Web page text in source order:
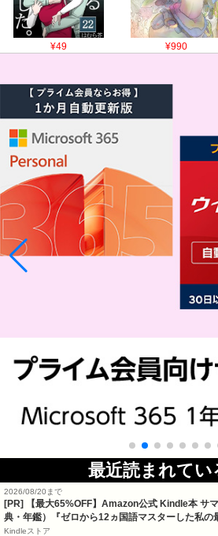
¥49 ¥990
最近読まれてい
2026/08/20まで
[PR]
【最大65%OFF】Amazon公式 Kindle本 サ
典・年鑑）『ゼロから12ヵ国語マスターした私の
Kindleストア